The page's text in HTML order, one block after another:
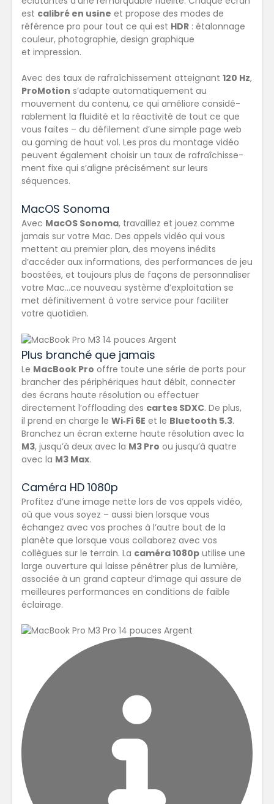
est calibré en usine et propose des modes de
référence pro pour tout ce qui est HDR : étalonnage
couleur, photographie, design graphique
et impression.
Avec des taux de rafraîchissement atteignant 120 Hz,
ProMotion s’adapte automati­quement au
mouvement du contenu, ce qui améliore considé­
rablement la fluidité et la réactivité de tout ce que
vous faites – du défilement d’une simple page web
au gaming de haut vol. Les pros du montage vidéo
peuvent également choisir un taux de rafraî­­chisse­
ment fixe qui s’aligne précisément sur leurs
séquences.
MacOS Sonoma
Avec MacOS Sonoma, travaillez et jouez comme
jamais sur votre Mac. Des appels vidéo qui vous
mettent au premier plan, des moyens inédits
d’accéder aux informations, des performances de jeu
boostées, et toujours plus de façons de personnaliser
votre Mac…ce nouveau système d’exploitation se
met définitivement à votre service pour faciliter
votre quotidien.
Plus branché que jamais
Le MacBook Pro offre toute une série de ports pour
brancher des périphériques haut débit, connecter
des écrans haute résolution ou effectuer
directement l’offloading des cartes SDXC. De plus,
il prend en charge le Wi‑Fi 6E et le Bluetooth 5.3.
Branchez un écran externe haute résolution avec la
M3, jusqu’à deux avec la M3 Pro ou jusqu’à quatre
avec la M3 Max.
Caméra HD 1080p
Profitez d’une image nette lors de vos appels vidéo,
où que vous soyez – aussi bien lorsque vous
échangez avec vos proches à l’autre bout de la
planète que lorsque vous collaborez avec vos
collègues sur le terrain. La caméra 1080p utilise une
large ouver­ture qui laisse pénétrer plus de lumière,
associée à un grand capteur d’image qui assure de
meilleures performances en conditions de faible
éclairage.